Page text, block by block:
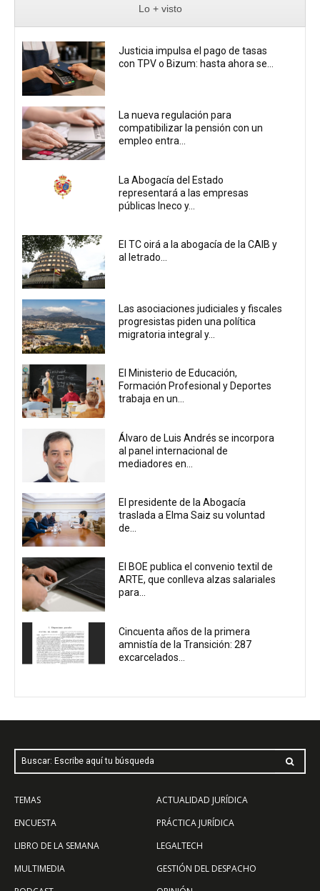
Lo + visto
Justicia impulsa el pago de tasas
con TPV o Bizum: hasta ahora se...
La nueva regulación para
compatibilizar la pensión con un
empleo entra...
La Abogacía del Estado
representará a las empresas
públicas Ineco y...
El TC oirá a la abogacía de la CAIB y
al letrado...
Las asociaciones judiciales y fiscales
progresistas piden una política
migratoria integral y...
El Ministerio de Educación,
Formación Profesional y Deportes
trabaja en un...
Álvaro de Luis Andrés se incorpora
al panel internacional de
mediadores en...
El presidente de la Abogacía
traslada a Elma Saiz su voluntad
de...
El BOE publica el convenio textil de
ARTE, que conlleva alzas salariales
para...
Cincuenta años de la primera
amnistía de la Transición: 287
excarcelados...
Buscar: Escribe aquí tu búsqueda
TEMAS
ENCUESTA
LIBRO DE LA SEMANA
MULTIMEDIA
ACTUALIDAD JURÍDICA
PRÁCTICA JURÍDICA
LEGALTECH
GESTIÓN DEL DESPACHO